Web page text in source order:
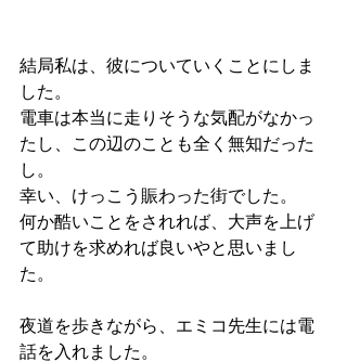
結局私は、彼についていくことにしま
した。
電車は本当に走りそうな気配がなかっ
たし、この辺のことも全く無知だった
し。
幸い、けっこう賑わった街でした。
何か酷いことをされれば、大声を上げ
て助けを求めれば良いやと思いまし
た。
夜道を歩きながら、エミコ先生には電
話を入れました。